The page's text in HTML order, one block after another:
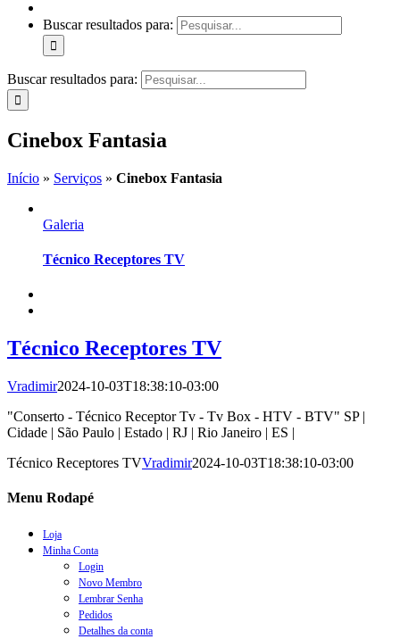
Buscar resultados para:
Buscar resultados para:
Cinebox Fantasia
Início » Serviços » Cinebox Fantasia
Galeria
Técnico Receptores TV
Técnico Receptores TV
Vradimir2024-10-03T18:38:10-03:00
"Conserto - Técnico Receptor Tv - Tv Box - HTV - BTV" SP |
Cidade | São Paulo | Estado | RJ | Rio Janeiro | ES |
Técnico Receptores TVVradimir2024-10-03T18:38:10-03:00
Menu Rodapé
Loja
Minha Conta
Login
Novo Membro
Lembrar Senha
Pedidos
Detalhes da conta